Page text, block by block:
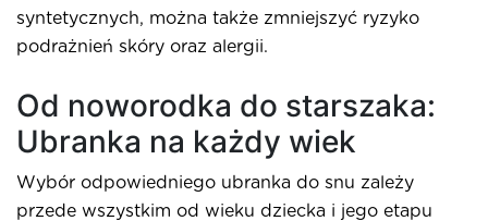
syntetycznych, można także zmniejszyć ryzyko
podrażnień skóry oraz alergii.
Od noworodka do starszaka:
Ubranka na każdy wiek
Wybór odpowiedniego ubranka do snu zależy
przede wszystkim od wieku dziecka i jego etapu